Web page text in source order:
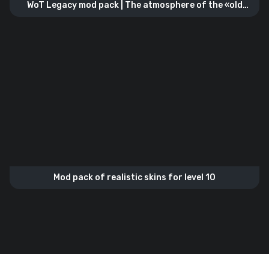
WoT Legacy mod pack | The atmosphere of the «old
Mod pack of realistic skins for level 10